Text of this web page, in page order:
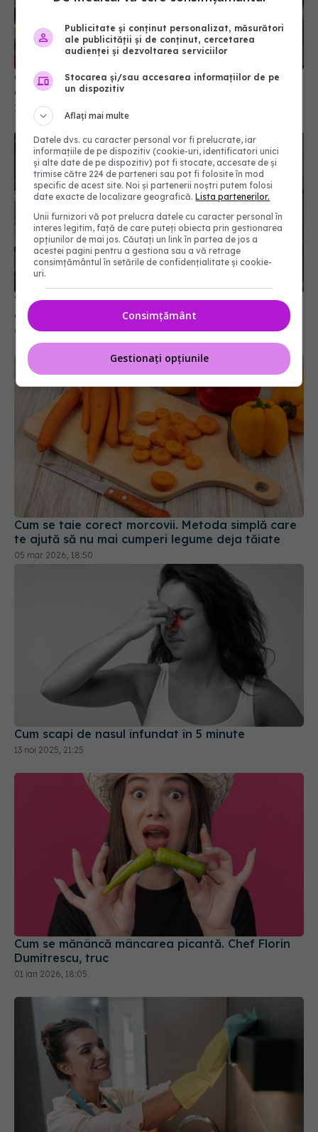
Cum se spală corect căpșunile. Trucurile
experților în siguranță alimentară
17 mai 2026, 17:00
Trucul simplu care îndepărtează grăsimea de pe
aragaz în câteva minute
05 mar 2026, 12:47
Cum se taie corect morcovii. Metoda simplă care
te ajută să nu mai cumperi legume deja tăiate
05 mar 2026, 18:50
Cum scapi de nasul înfundat în 5 minute
13 noi 2025, 21:25
Cum se mănâncă mâncarea picantă. Chef Florin
Dumitrescu, truc
01 ian 2026, 18:05
Publicitate și conținut personalizat, măsurători
ale publicității și de conținut, cercetarea
audienței și dezvoltarea serviciilor
Stocarea și/sau accesarea informațiilor de pe
un dispozitiv
Aflați mai multe
Datele dvs. cu caracter personal vor fi prelucrate, iar
informațiile de pe dispozitiv (cookie-uri, identificatori unici
și alte date de pe dispozitiv) pot fi stocate, accesate de și
trimise către 224 de parteneri sau pot fi folosite în mod
specific de acest site. Noi și partenerii noștri putem folosi
date exacte de localizare geografică.Lista partenerilor.
Unii furnizori vă pot prelucra datele cu caracter personal în
interes legitim, față de care puteți obiecta prin gestionarea
opțiunilor de mai jos. Căutați un link în partea de jos a
acestei pagini pentru a gestiona sau a vă retrage
consimțământul în setările de confidențialitate și cookie-
uri.
Consimțământ
Gestionați opțiunile